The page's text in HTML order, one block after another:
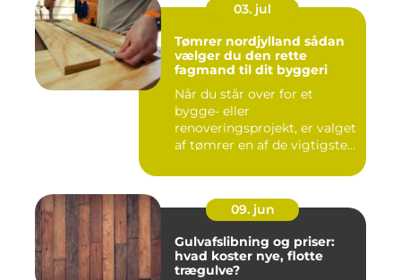
03. jul
Tømrer nordjylland sådan
vælger du den rette
fagmand til dit byggeri
Når du står over for et
bygge- eller
renoveringsprojekt, er valget
af tømrer en af de vigtigste
09. jun
Gulvafslibning og priser:
hvad koster nye, flotte
trægulve?